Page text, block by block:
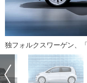
独フォルクスワーゲン、